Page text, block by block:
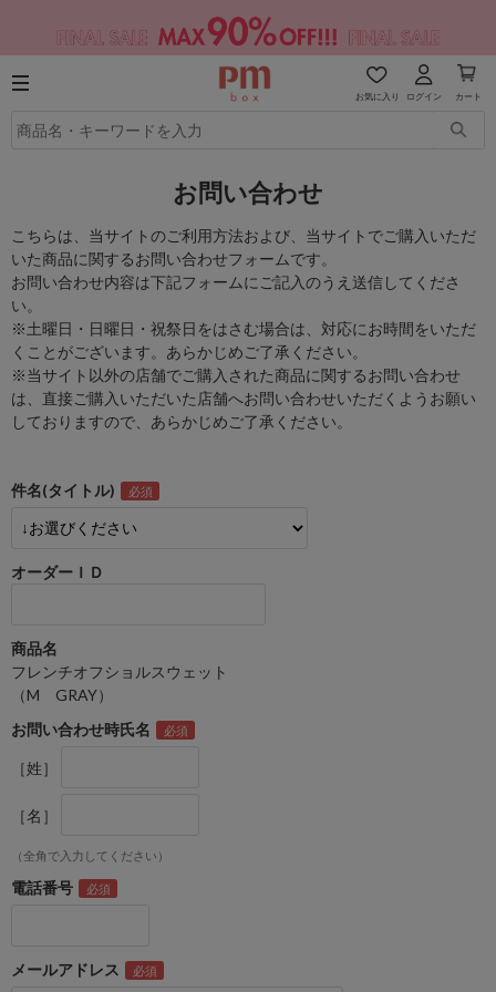
お気に入り ログイン カート
お問い合わせ
こちらは、当サイトのご利用方法および、当サイトでご購入いただ
いた商品に関するお問い合わせフォームです。
お問い合わせ内容は下記フォームにご記入のうえ送信してくださ
い。
※土曜日・日曜日・祝祭日をはさむ場合は、対応にお時間をいただ
くことがございます。あらかじめご了承ください。
※当サイト以外の店舗でご購入された商品に関するお問い合わせ
は、直接ご購入いただいた店舗へお問い合わせいただくようお願い
しておりますので、あらかじめご了承ください。
件名(タイトル)
オーダーＩＤ
商品名
フレンチオフショルスウェット
（M GRAY）
お問い合わせ時氏名
［姓］
［名］
（全角で入力してください）
電話番号
メールアドレス